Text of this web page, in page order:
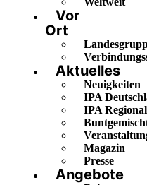
Vor
Ort
Aktuelles
Neuigkeiten
IPA
IPA Regional
Magazin
Presse
Angebote